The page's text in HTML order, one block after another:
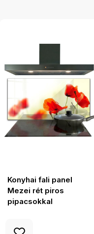
Konyhai fali panel
Mezei rét piros
pipacsokkal